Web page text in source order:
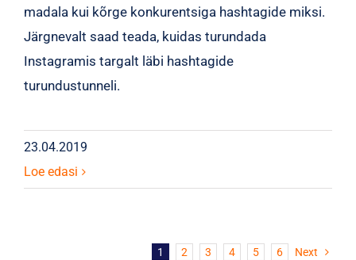
madala kui kõrge konkurentsiga hashtagide miksi.
Järgnevalt saad teada, kuidas turundada
Instagramis targalt läbi hashtagide
turundustunneli.
23.04.2019
Loe edasi
1 2 3 4 5 6 Next